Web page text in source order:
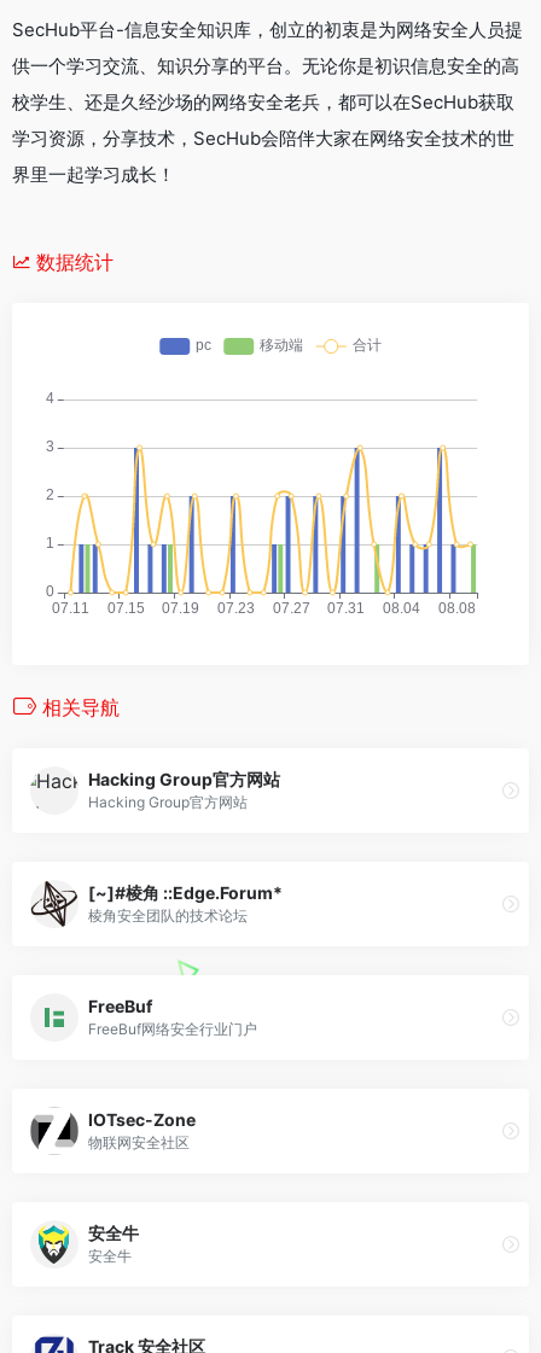
SecHub平台-信息安全知识库，创立的初衷是为网络安全人员提
供一个学习交流、知识分享的平台。无论你是初识信息安全的高
校学生、还是久经沙场的网络安全老兵，都可以在SecHub获取
学习资源，分享技术，SecHub会陪伴大家在网络安全技术的世
界里一起学习成长！
数据统计
相关导航
Hacking Group官方网站
Hacking Group官方网站
[~]#棱角 ::Edge.Forum*
棱角安全团队的技术论坛
FreeBuf
FreeBuf网络安全行业门户
IOTsec-Zone
物联网安全社区
安全牛
安全牛
Track 安全社区